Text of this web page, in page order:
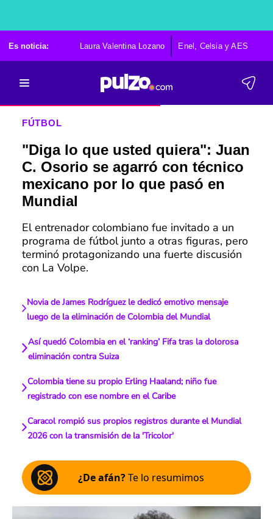
Es noticia: Laura Valentina Lozano Enel, Celsia y AES
FÚTBOL
"Diga lo que usted quiera": Juan
C. Osorio se agarró con técnico
mexicano por lo que pasó en
Mundial
El entrenador colombiano fue invitado a un
programa de fútbol junto a otras figuras, pero
terminó protagonizando una fuerte discusión
con La Volpe.
Novia de James Rodríguez le dedicó emotivo mensaje
luego de la eliminación de Colombia del Mundial
Así quedó Colombia en el ‘ranking’ Fifa tras la dolorosa
eliminación contra Suiza
Colombia tiene su propio Erling Haaland; niño fue
registrado con ese nombre en el Caribe
Caracol rompió sus propios registros durante el Mundial
2026 con la transmisión de la 'Tricolor'
¿De afán?Te lo resumimos